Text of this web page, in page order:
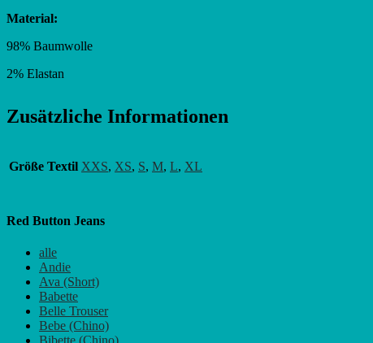
Material:
98% Baumwolle
2% Elastan
Zusätzliche Informationen
Größe Textil XXS, XS, S, M, L, XL
Red Button Jeans
alle
Andie
Ava (Short)
Babette
Belle Trouser
Bebe (Chino)
Bibette (Chino)